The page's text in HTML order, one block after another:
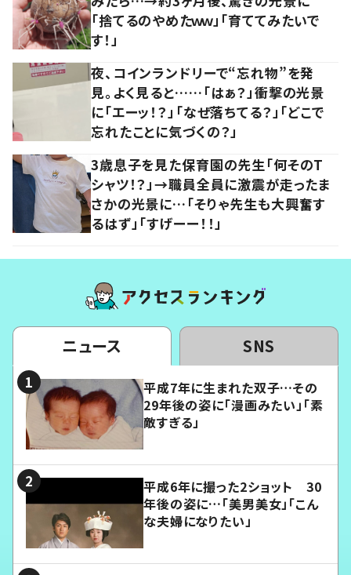
「捨てるのやめたｗｗ」「育ててみたいで
す！」
夜、コインランドリーで“忘れ物”を発
見。よく見ると……「はぁ？」衝撃の光景
に「エーッ！？」「なぜ落ちてる？」「どこで
忘れたことに気づくの？」
3歳息子を見た保育園の先生「何そのT
シャツ！？」→職員全員に激震が走ったま
さかの光景に…「そりゃ先生も大興奮す
るはず」「すげーー！！」
ニュース SNS
平成7年に生まれた双子…その
29年後の姿に「漫画みたい」「素
敵すぎる」
平成6年に撮った2ショット 30
年後の姿に…「美男美女」「こん
な夫婦になりたい」